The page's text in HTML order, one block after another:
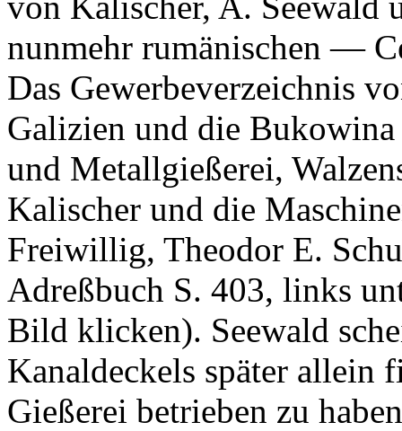
nunmehr rumänischen —
Das Gewerbeverzeichnis
Galizien und die
und Metallgießerei,
Kalischer und die
Freiwillig, Theodor E.
Adreßbuch S. 403, links
Bild klicken). Seewald
Kanaldeckels später allein
Gießerei betrieben zu